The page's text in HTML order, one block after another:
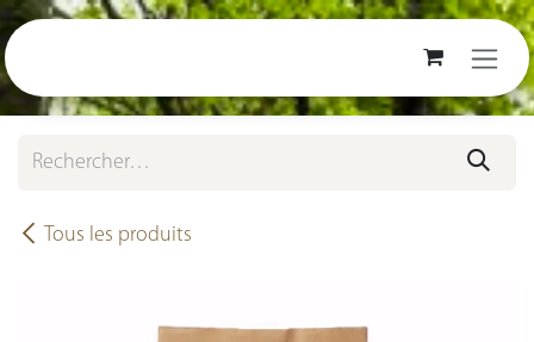
Se rendre au contenu
Tous les produits